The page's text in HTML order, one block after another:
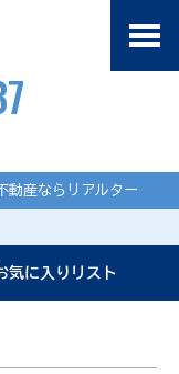
動産ならリアルター
気に入りリスト